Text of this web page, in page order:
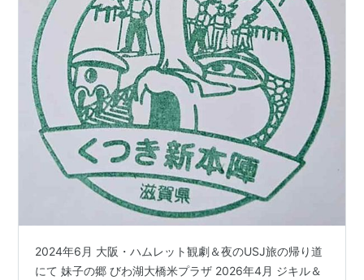
2024年6月 大阪・ハムレット観劇＆夜のUSJ旅の帰り道
にて 妹子の郷 びわ湖大橋米プラザ 2026年4月 ジキル＆